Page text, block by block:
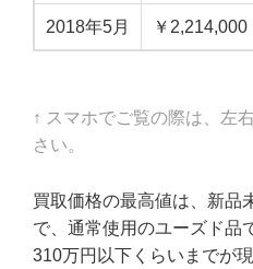
2018年5月 ￥2,214,000
↑ スマホでご覧の際は、左
さい。
買取価格の最高値は、新品
で、通常使用のユーズド品
310万円以下くらいまでが